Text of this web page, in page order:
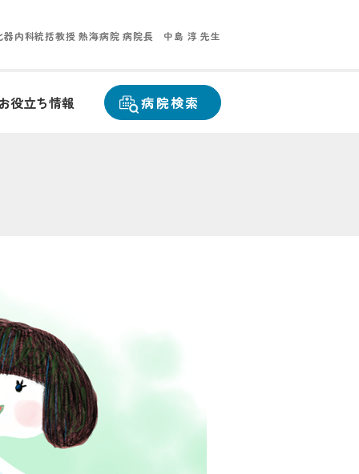
内科統括教授 熱海病院 病院長 中島 淳 先生
役立ち情報 病院検索